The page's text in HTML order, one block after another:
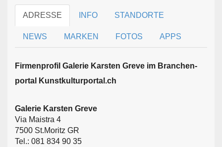
ADRESSE INFO STANDORTE
NEWS MARKEN FOTOS APPS
Firmen­profil Galerie Karsten Greve im Branchen­
portal Kunstkulturportal.ch
Galerie Karsten Greve
Via Maistra 4
7500 St.Moritz GR
Tel.: 081 834 90 35